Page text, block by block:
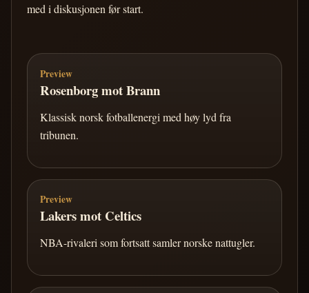
med i diskusjonen før start.
Preview
Rosenborg mot Brann
Klassisk norsk fotballenergi med høy lyd fra
tribunen.
Preview
Lakers mot Celtics
NBA-rivaleri som fortsatt samler norske nattugler.